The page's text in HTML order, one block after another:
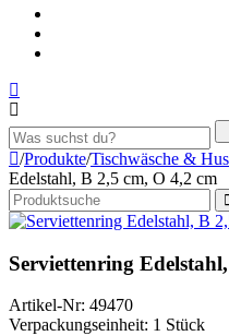
/Produkte/Tischwäsche &
Edelstahl, B 2,5 cm, O 4,2 cm
Serviettenring
Artikel-Nr: 49470
Verpackungseinheit: 1 Stück